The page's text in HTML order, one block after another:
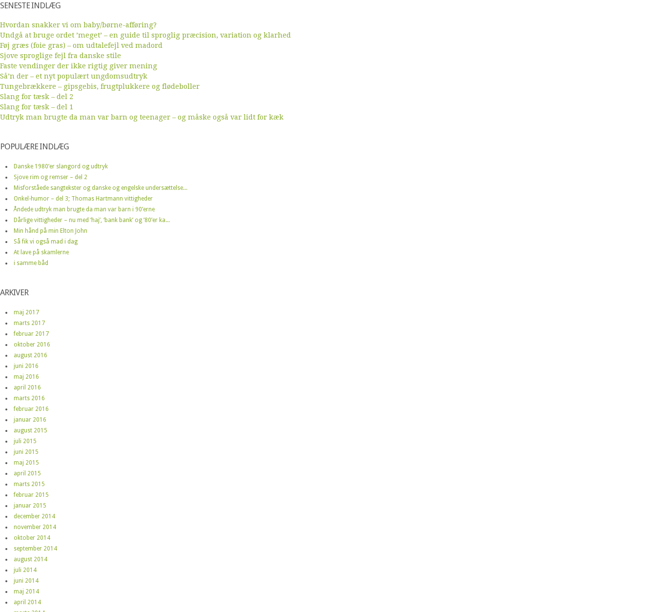
SENESTE INDLÆG
Hvordan snakker vi om baby/børne-afføring?
Undgå at bruge ordet ’meget’ – en guide til sproglig præcision, variation og klarhed
Føj græs (foie gras) – om udtalefejl ved madord
Sjove sproglige fejl fra danske stile
Faste vendinger der ikke rigtig giver mening
Så’n der – et nyt populært ungdomsudtryk
Tungebrækkere – gipsgebis, frugtplukkere og flødeboller
Slang for tæsk – del 2
Slang for tæsk – del 1
Udtryk man brugte da man var barn og teenager – og måske også var lidt for kæk
POPULÆRE INDLÆG
Danske 1980’er slangord og udtryk
Sjove rim og remser – del 2
Misforståede sangtekster og danske og engelske undersættelse...
Onkel-humor – del 3; Thomas Hartmann vittigheder
Åndede udtryk man brugte da man var barn i 90’erne
Dårlige vittigheder – nu med ‘haj’, ‘bank bank’ og ’80’er ka...
Min hånd på min Elton John
Så fik vi også mad i dag
At lave på skamlerne
i samme båd
ARKIVER
maj 2017
marts 2017
februar 2017
oktober 2016
august 2016
juni 2016
maj 2016
april 2016
marts 2016
februar 2016
januar 2016
august 2015
juli 2015
juni 2015
maj 2015
april 2015
marts 2015
februar 2015
januar 2015
december 2014
november 2014
oktober 2014
september 2014
august 2014
juli 2014
juni 2014
maj 2014
april 2014